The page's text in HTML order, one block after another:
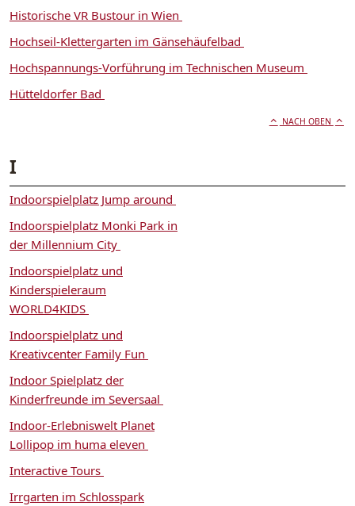
Historische VR Bustour in Wien
Hochseil-Klettergarten im Gänsehäufelbad
Hochspannungs-Vorführung im Technischen Museum
Hütteldorfer Bad
NACH OBEN
I
Indoorspielplatz Jump around
Indoorspielplatz Monki Park in
der Millennium City
Indoorspielplatz und
Kinderspieleraum
WORLD4KIDS
Indoorspielplatz und
Kreativcenter Family Fun
Indoor Spielplatz der
Kinderfreunde im Seversaal
Indoor-Erlebniswelt Planet
Lollipop im huma eleven
Interactive Tours
Irrgarten im Schlosspark